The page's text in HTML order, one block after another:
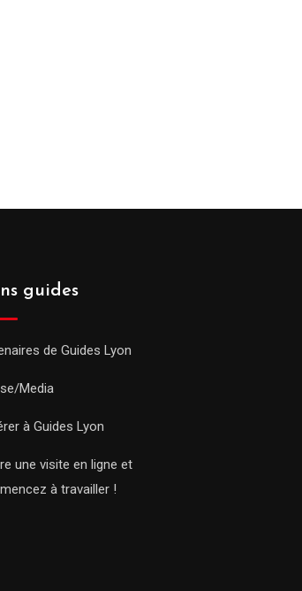
guides
de Guides Lyon
Media
à Guides Lyon
une visite en ligne et
à travailler !